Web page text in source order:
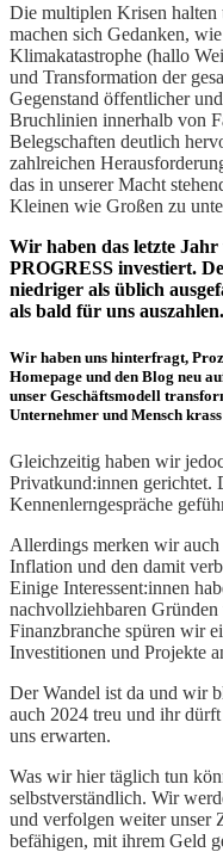
Die multiplen Krisen
machen sich Gedanken,
Klimakatastrophe (hallo
und Transformation der
Gegenstand öffentlicher
Bruchlinien innerhalb von
Belegschaften deutlich
zahlreichen
das in unserer Macht
Kleinen wie Großen zu
Wir haben das letzte
PROGRESS investiert.
niedriger als üblich
als bald für uns auszahlen.
Wir haben uns hinterfragt,
Homepage und den Blog neu
unser Geschäftsmodell
Unternehmer und Mensch
Gleichzeitig haben wir
Privatkund:innen gerichtet.
Kennenlerngespräche
Allerdings merken wir
Inflation und den damit
Einige Interessent:innen
nachvollziehbaren
Finanzbranche spüren wir
Investitionen und Projekte
Der Wandel ist da und wir
auch 2024 treu und ihr
uns erwarten.
Was wir hier täglich tun
selbstverständlich. Wir
und verfolgen weiter unser
befähigen, mit ihrem Geld